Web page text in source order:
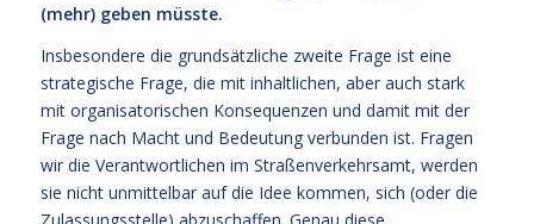
(mehr) geben müsste.
Insbesondere die grundsätzliche zweite Frage ist eine
strategische Frage, die mit inhaltlichen, aber auch stark
mit organisatorischen Konsequenzen und damit mit der
Frage nach Macht und Bedeutung verbunden ist. Fragen
wir die Verantwortlichen im Straßenverkehrsamt, werden
sie nicht unmittelbar auf die Idee kommen, sich (oder die
Zulassungsstelle) abzuschaffen. Genau diese